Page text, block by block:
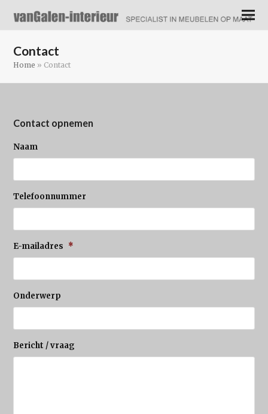
Contact
Home »Contact
Contact opnemen
Naam
Telefoonnummer
E-mailadres *
Onderwerp
Bericht / vraag